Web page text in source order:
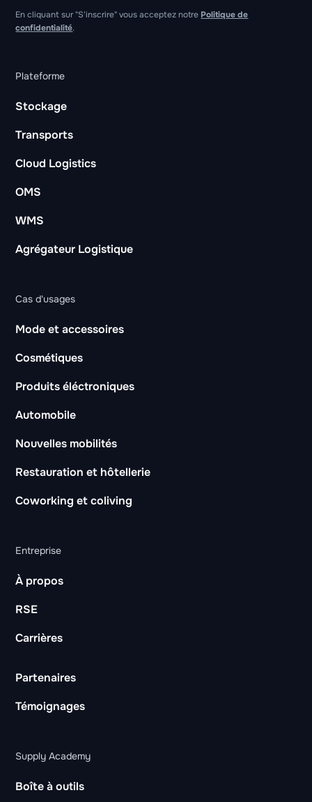
En cliquant sur "S'inscrire" vous acceptez notre Politique de
confidentialité.
Plateforme
Stockage
Transports
Cloud Logistics
OMS
WMS
Agrégateur Logistique
Cas d'usages
Mode et accessoires
Cosmétiques
Produits éléctroniques
Automobile
Nouvelles mobilités
Restauration et hôtellerie
Coworking et coliving
Entreprise
À propos
RSE
Carrières
Partenaires
Témoignages
Supply Academy
Boîte à outils